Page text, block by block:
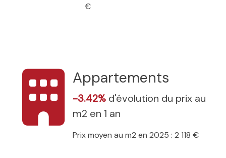
€
Appartements
-3.42% d'évolution du prix au
m2 en 1 an
Prix moyen au m2 en 2025 : 2 118 €